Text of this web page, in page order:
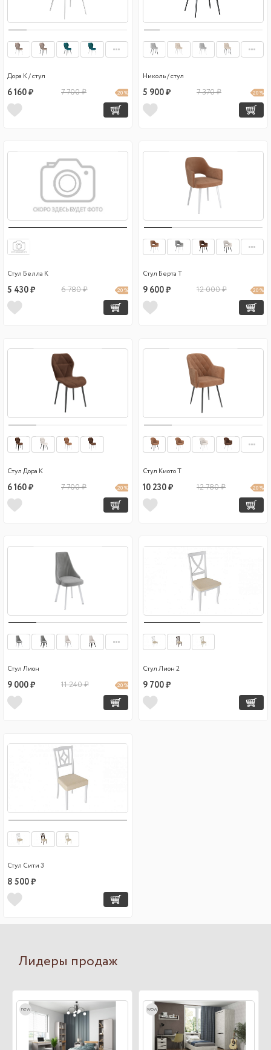
Дора К / стул
6 160 ₽ 7 700 ₽ 20 %
Николь / стул
5 900 ₽ 7 370 ₽ 20 %
Стул Белла К
5 430 ₽ 6 780 ₽ 20 %
Стул Берта Т
9 600 ₽ 12 000 ₽ 20 %
Стул Дора К
6 160 ₽ 7 700 ₽ 20 %
Стул Киото Т
10 230 ₽ 12 780 ₽ 20 %
Стул Лион
9 000 ₽ 11 240 ₽ 20 %
Стул Лион 2
9 700 ₽
Стул Сити 3
8 500 ₽
Лидеры продаж
new wow